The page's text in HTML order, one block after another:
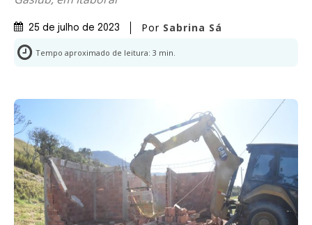
25 de julho de 2023 Por Sabrina Sá
Tempo aproximado de leitura: 3 min.